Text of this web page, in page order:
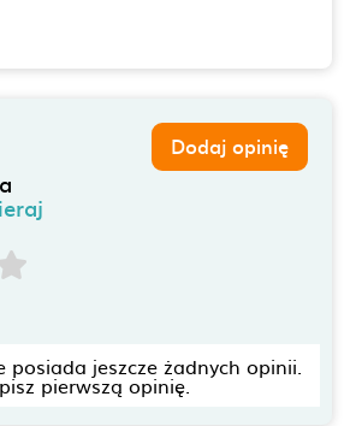
Dodaj opinię
posiada jeszcze żadnych opinii.
pierwszą opinię.